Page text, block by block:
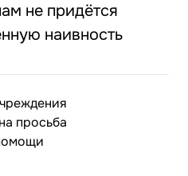
не придётся
наивность